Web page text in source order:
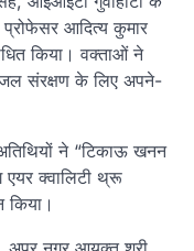
आदित्य कुमार
किया। वक्ताओं ने
संरक्षण के लिए अपने-
ने “टिकाऊ खनन
एयर क्वालिटी थ्रू
किया।